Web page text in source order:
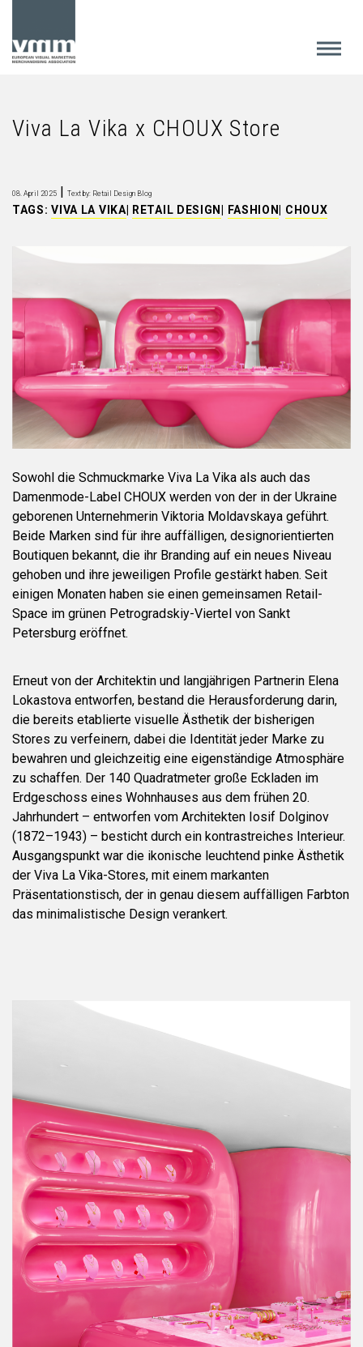
Viva La Vika x CHOUX Store
08. April 2025 | Text by: Retail Design Blog
TAGS:VIVA LA VIKA RETAIL DESIGN FASHION CHOUX
Sowohl die Schmuckmarke Viva La Vika als auch das
Damenmode-Label CHOUX werden von der in der Ukraine
geborenen Unternehmerin Viktoria Moldavskaya geführt.
Beide Marken sind für ihre auffälligen, designorientierten
Boutiquen bekannt, die ihr Branding auf ein neues Niveau
gehoben und ihre jeweiligen Profile gestärkt haben. Seit
einigen Monaten haben sie einen gemeinsamen Retail-
Space im grünen Petrogradskiy-Viertel von Sankt
Petersburg eröffnet.
Erneut von der Architektin und langjährigen Partnerin Elena
Lokastova entworfen, bestand die Herausforderung darin,
die bereits etablierte visuelle Ästhetik der bisherigen
Stores zu verfeinern, dabei die Identität jeder Marke zu
bewahren und gleichzeitig eine eigenständige Atmosphäre
zu schaffen. Der 140 Quadratmeter große Eckladen im
Erdgeschoss eines Wohnhauses aus dem frühen 20.
Jahrhundert – entworfen vom Architekten Iosif Dolginov
(1872–1943) – besticht durch ein kontrastreiches Interieur.
Ausgangspunkt war die ikonische leuchtend pinke Ästhetik
der Viva La Vika-Stores, mit einem markanten
Präsentationstisch, der in genau diesem auffälligen Farbton
das minimalistische Design verankert.